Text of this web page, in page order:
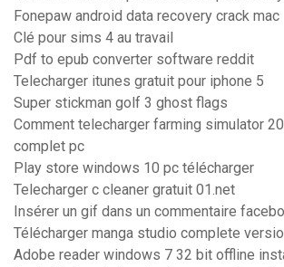
Fonepaw android data recovery crack mac
Clé pour sims 4 au travail
Pdf to epub converter software reddit
Telecharger itunes gratuit pour iphone 5
Super stickman golf 3 ghost flags
Comment telecharger farming simulator
complet pc
Play store windows 10 pc télécharger
Telecharger c cleaner gratuit 01.net
Insérer un gif dans un commentaire
Télécharger manga studio complete
Adobe reader windows 7 32 bit offline